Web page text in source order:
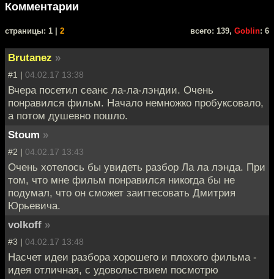
Комментарии
cтраницы: 1 | 2 всего: 139, Goblin: 6
Brutanez »
#1 | 04.02.17 13:38
Вчера посетил сеанс ла-ла-лэндии. Очень
понравился фильм. Начало немножко пробуксовало,
а потом душевно пошло.
Stoum »
#2 | 04.02.17 13:43
Очень хотелось бы увидеть разбор Ла ла лэнда. При
том, что мне фильм понравился никогда бы не
подумал, что он сможет заигтесовать Дмитрия
Юрьевича.
volkoff »
#3 | 04.02.17 13:48
Насчет идеи разбора хорошего и плохого фильма -
идея отличная, с удовольствием посмотрю